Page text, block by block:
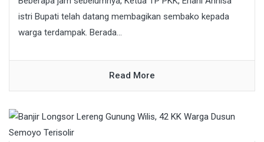
istri Bupati telah datang membagikan sembako kepada
warga terdampak. Berada...
Read More